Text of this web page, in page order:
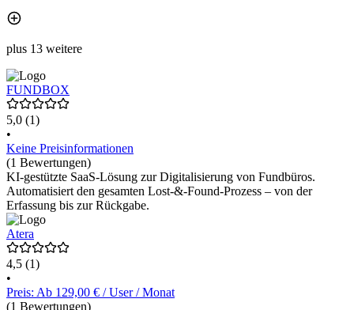
plus 13 weitere
FUNDBOX
5,0 (1)
•
Keine Preisinformationen
(1 Bewertungen)
KI-gestützte SaaS-Lösung zur Digitalisierung von Fundbüros.
Automatisiert den gesamten Lost-&-Found-Prozess – von der
Erfassung bis zur Rückgabe.
Atera
4,5 (1)
•
Preis: Ab 129,00 € / User / Monat
(1 Bewertungen)